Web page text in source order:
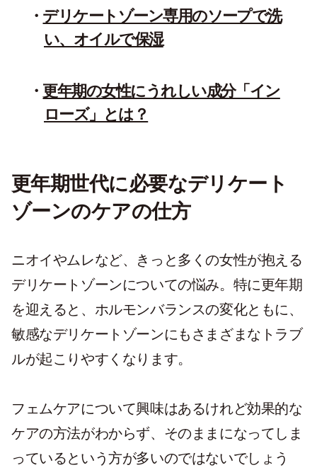
デリケートゾーン専用のソープで洗
い、オイルで保湿
更年期の女性にうれしい成分「イン
ローズ」とは？
更年期世代に必要なデリケート
ゾーンのケアの仕方
ニオイやムレなど、きっと多くの女性が抱える
デリケートゾーンについての悩み。特に更年期
を迎えると、ホルモンバランスの変化ともに、
敏感なデリケートゾーンにもさまざまなトラブ
ルが起こりやすくなります。
フェムケアについて興味はあるけれど効果的な
ケアの方法がわからず、そのままになってしま
っているという方が多いのではないでしょう